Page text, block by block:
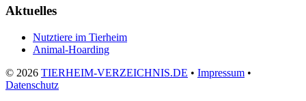
Aktuelles
Nutztiere im Tierheim
Animal-Hoarding
© 2026 TIERHEIM-VERZEICHNIS.DE • Impressum •
Datenschutz